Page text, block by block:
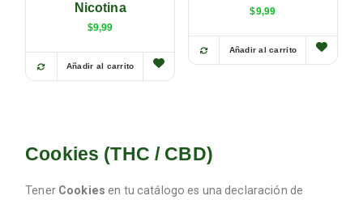
Nicotina
$9,99
Añadir al carrito
$9,99
Añadir al carrito
Cookies (THC / CBD)
Tener Cookies en tu catálogo es una declaración de